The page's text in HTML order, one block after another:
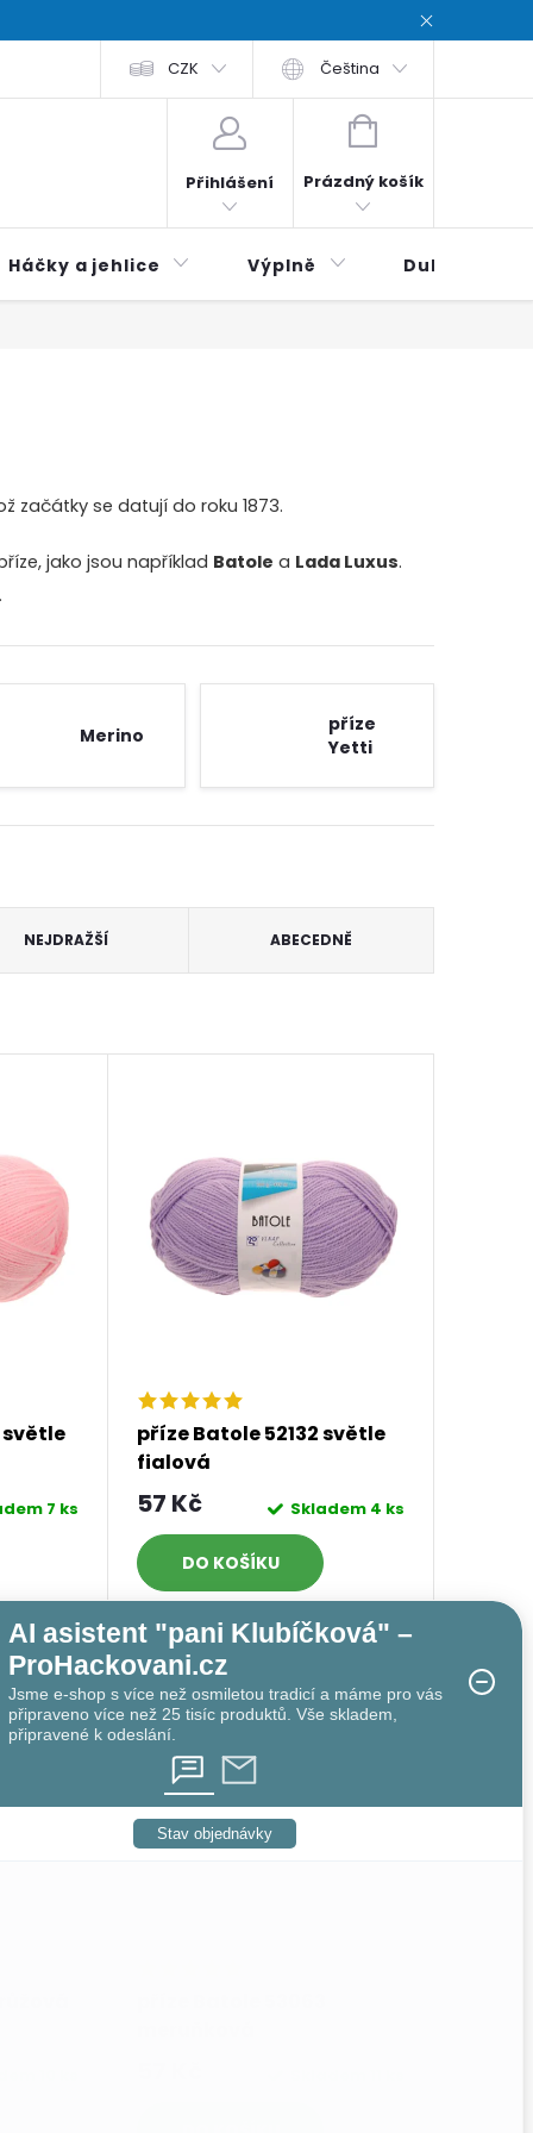
podmínky Zásady ochrana osobních údajů / Privacy
CZK Čeština
Přihlášení
NÁKUPNÍ
Prázdný košík
Háčky a jehlice Výplně Duhová
začátky se datují do roku 1873.
jako jsou například Batole a Lada Luxus.
Merino
příze
Yetti
NEJDRAŽŠÍ ABECEDNĚ
světle
7 ks
příze Batole 52132 světle
fialová
57 Kč Skladem 4 ks
DO KOŠÍKU
AI asistent "pani Klubíčková" –
ProHackovani.cz
Jsme e-shop s více než osmiletou tradicí a máme pro vás
připraveno více než 25 tisíc produktů. Vše skladem,
připravené k odeslání.
Stav objednávky